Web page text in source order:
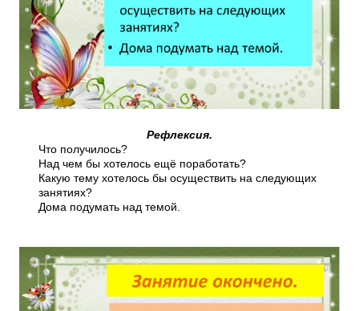
Рефлексия.
Что получилось?
Над чем бы хотелось ещё поработать?
Какую тему хотелось бы осуществить на следующих
занятиях?
Дома подумать над темой.